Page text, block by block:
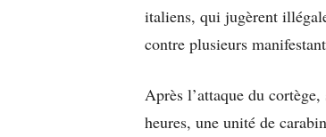
italiens, qui jugèrent
contre plusieurs
Après l’attaque du
heures, une unité de